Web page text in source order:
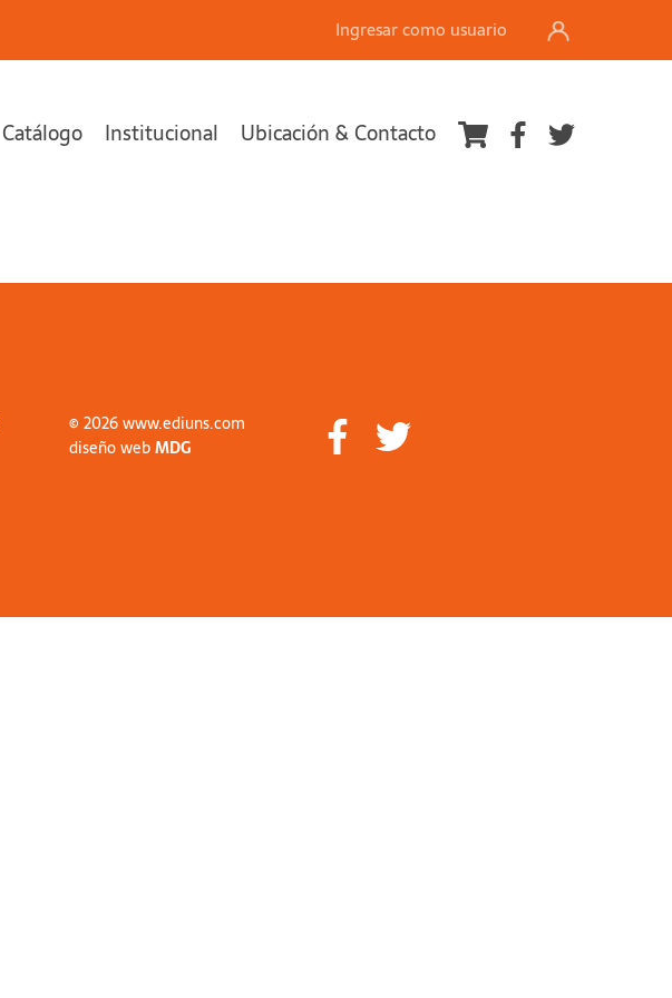
Ingresar como usuario
Catálogo Institucional Ubicación & Contacto
© 2026 www.ediuns.com
diseño webMDG